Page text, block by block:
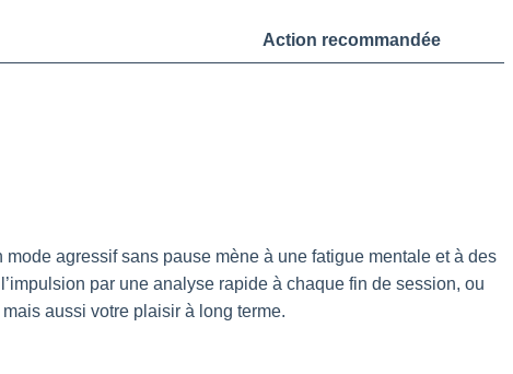
Action recommandée
agressif sans pause mène à une fatigue mentale et à des
par une analyse rapide à chaque fin de session, ou
aussi votre plaisir à long terme.